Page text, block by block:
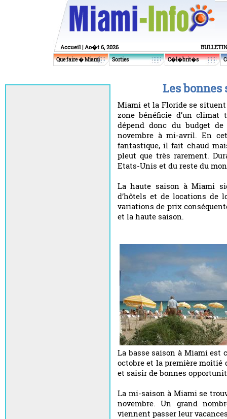
Accueil| Ao�t 6, 2026
Que faire � Miami Sorties C�l�brit�s
Les
Miami et la Floride se
zone bénéficie d’un
dépend donc du budget
novembre à mi-avril. En
fantastique, il fait chaud
pleut que très rarement.
Etats-Unis et du reste du
La haute saison à Miami
d’hôtels et de locations de
variations de prix
et la haute saison.
La basse saison à Miami est
octobre et la première moitié
et saisir de bonnes
La mi-saison à Miami se
novembre. Un grand
viennent passer leur